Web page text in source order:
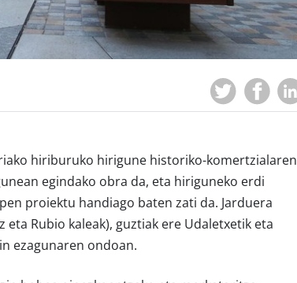
hiriburuko hirigune historiko-komertzialaren
egindako obra da, eta hiriguneko erdi
proiektu handiago baten zati da. Jarduera
Rubio kaleak), guztiak ere Udaletxetik eta
ezagunaren ondoan.